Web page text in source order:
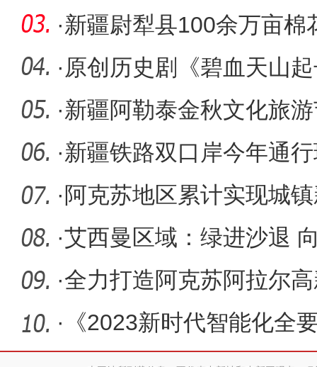
·新疆尉犁县100余万亩棉
丰产丰收
· 原创历史剧《碧血天山
评！
·新疆阿勒泰金秋文化旅
队”
·新疆铁路双口岸今年通
· 阿克苏地区累计实现城
·艾西曼区域：绿进沙退
·全力打造阿克苏阿拉尔
·
《2023新时代智能化全